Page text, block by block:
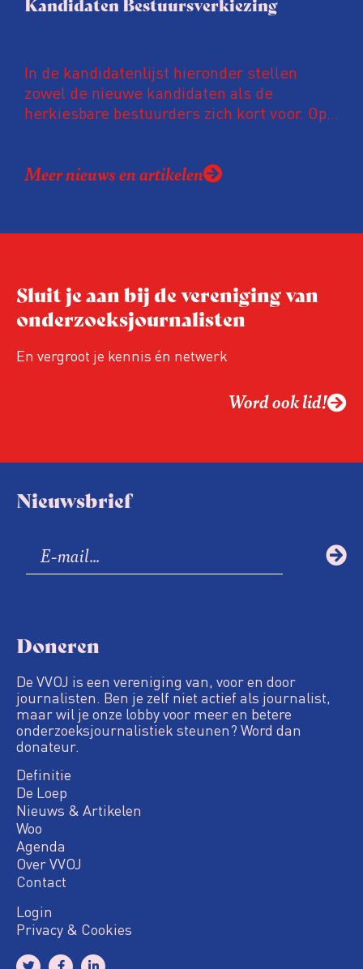
Kandidaten Bestuursverkiezing
In de kandidatenlijst hieronder stellen
zowel de nieuwe kandidaten als de
herkiesbare bestuurders zich kort voor. Op
uitbrengen. De uitslag wordt
Meer nieuws en artikelen
Sluit je aan bij de vereniging van
onderzoeksjournalisten
En vergroot je kennis én netwerk
Word ook lid!
Nieuwsbrief
Doneren
De VVOJ is een vereniging van, voor en door
journalisten. Ben je zelf niet actief als journalist,
maar wil je onze lobby voor meer en betere
onderzoeksjournalistiek steunen? Word dan
donateur.
Definitie
De Loep
Nieuws & Artikelen
Woo
Agenda
Over VVOJ
Contact
Login
Privacy & Cookies